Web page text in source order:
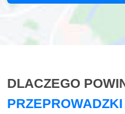
DLACZEGO